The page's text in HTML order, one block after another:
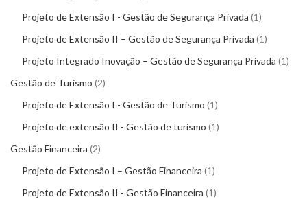
Projeto de Extensão I - Gestão de Segurança Privada 1
Projeto de Extensão II – Gestão de Segurança Privada 1
Projeto Integrado Inovação – Gestão de Segurança Privada 1
Gestão de Turismo 2
Projeto de Extensão I - Gestão de Turismo 1
Projeto de extensão II - Gestão de turismo 1
Gestão Financeira 2
Projeto de Extensão I – Gestão Financeira 1
Projeto de Extensão II - Gestão Financeira 1